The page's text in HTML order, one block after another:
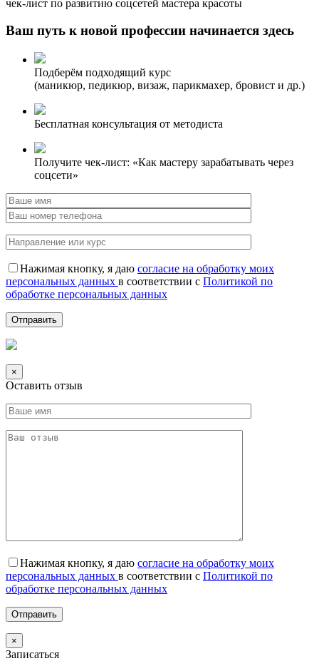
чек-лист по развитию соцсетей мастера красоты
Ваш путь к новой профессии начинается здесь
Подберём подходящий курс
(маникюр, педикюр, визаж, парикмахер, бровист и др.)
Бесплатная консультация от методиста
Получите чек-лист: «Как мастеру зарабатывать через
соцсети»
Нажимая кнопку, я даю согласие на обработку моих
персональных данных в соответствии с Политикой по
обработке персональных данных
×
Оставить отзыв
Нажимая кнопку, я даю согласие на обработку моих
персональных данных в соответствии с Политикой по
обработке персональных данных
×
Записаться